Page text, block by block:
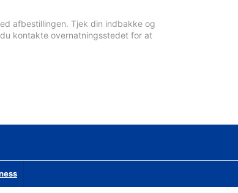
afbestillingen. Tjek din indbakke og
kontakte overnatningsstedet for at